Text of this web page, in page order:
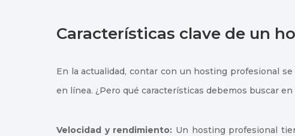
Características clave de un
En la actualidad, contar con un hosting profesional
en línea. ¿Pero qué características debemos buscar
Velocidad y rendimiento: Un hosting profesional